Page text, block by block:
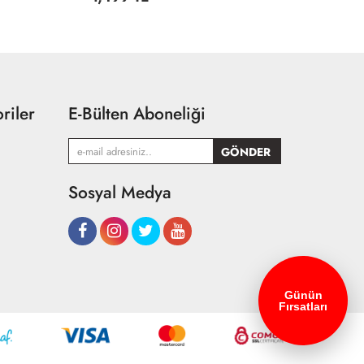
E-Bülten Aboneliği
Sosyal Medya
Günün
Fırsatları